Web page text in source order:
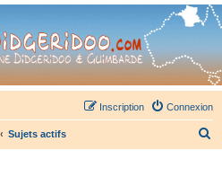
- retrouvez la communauté.
Connexion
Inscription
Sujets actifs